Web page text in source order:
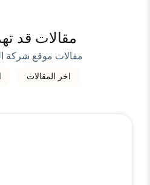
مقالات قد
مقالات موقع شركة
اخر المقالات